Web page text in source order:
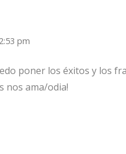
pm
poner los éxitos y los
nos ama/odia!